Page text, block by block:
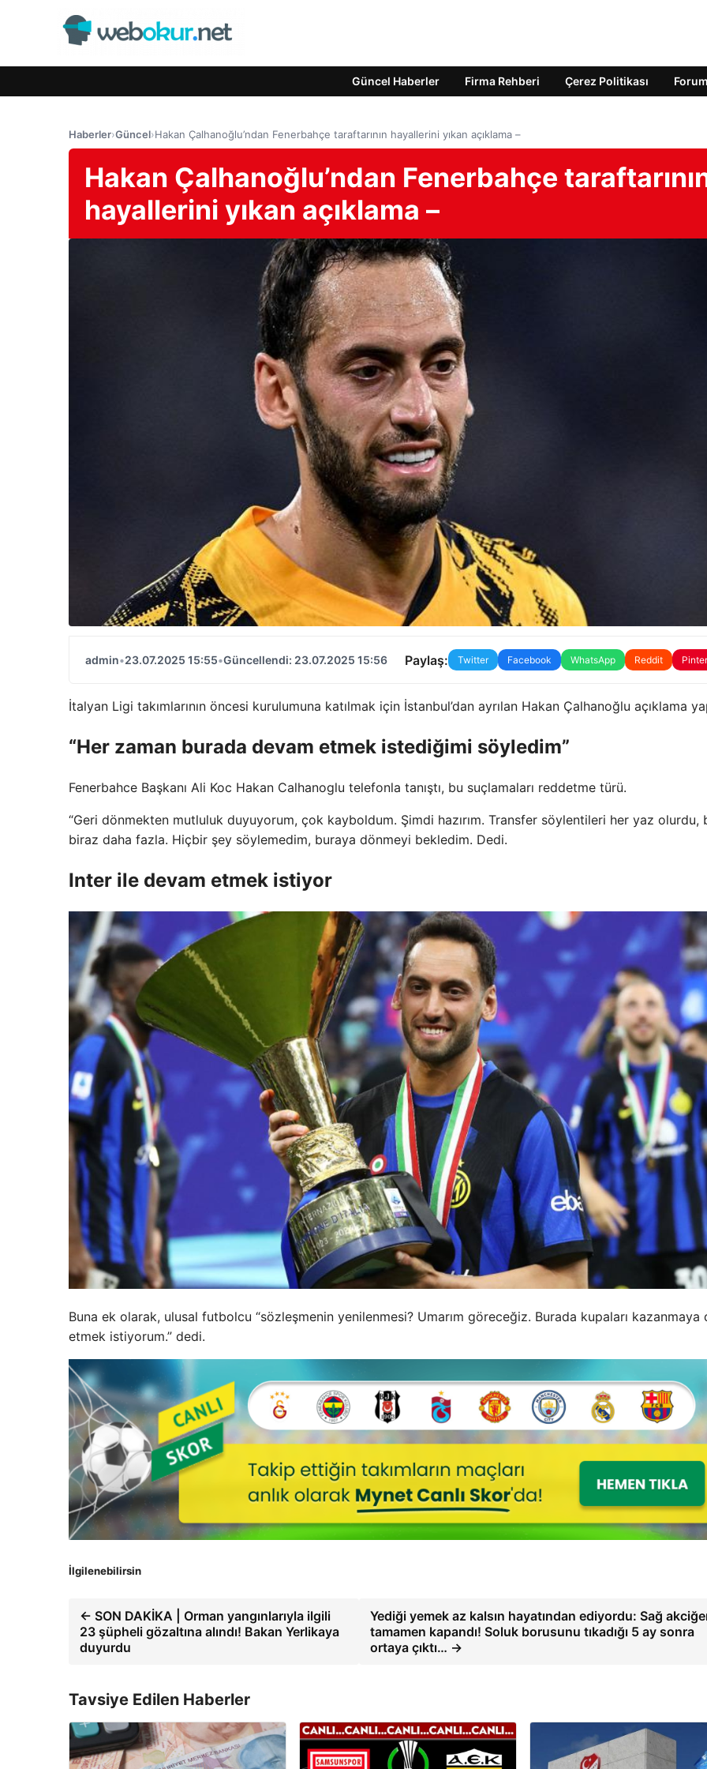
Güncel Haberler Firma Rehberi Çerez Politikası Forum
Haberler›Güncel›Hakan Çalhanoğlu’ndan Fenerbahçe taraftarının hayallerini yıkan açıklama –
Hakan Çalhanoğlu’ndan Fenerbahçe
hayallerini yıkan açıklama –
admin•23.07.2025 15:55•Güncellendi: 23.07.2025 15:56 Paylaş: Twitter Facebook WhatsApp Reddit
İtalyan Ligi takımlarının öncesi kurulumuna katılmak için İstanbul’dan ayrılan Hakan Çalhanoğlu açıklama
“Her zaman burada devam etmek istediğimi söyledim”
Fenerbahce Başkanı Ali Koc Hakan Calhanoglu telefonla tanıştı, bu suçlamaları reddetme türü.
“Geri dönmekten mutluluk duyuyorum, çok kayboldum. Şimdi hazırım. Transfer söylentileri her yaz olurdu,
biraz daha fazla. Hiçbir şey söylemedim, buraya dönmeyi bekledim. Dedi.
Inter ile devam etmek istiyor
Buna ek olarak, ulusal futbolcu “sözleşmenin yenilenmesi? Umarım göreceğiz. Burada kupaları kazanmaya
etmek istiyorum.” dedi.
İlgilenebilirsin
← SON DAKİKA | Orman yangınlarıyla ilgili
23 şüpheli gözaltına alındı! Bakan Yerlikaya
duyurdu
Yediği yemek az kalsın hayatından ediyordu: Sağ
tamamen kapandı! Soluk borusunu tıkadığı 5 ay sonra
ortaya çıktı… →
Tavsiye Edilen Haberler